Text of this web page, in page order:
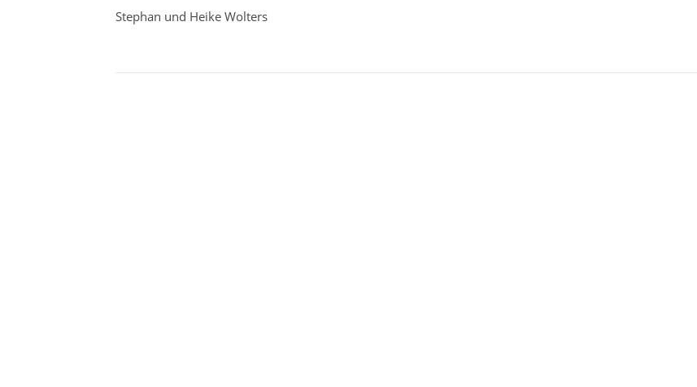
Stephan und Heike Wolters